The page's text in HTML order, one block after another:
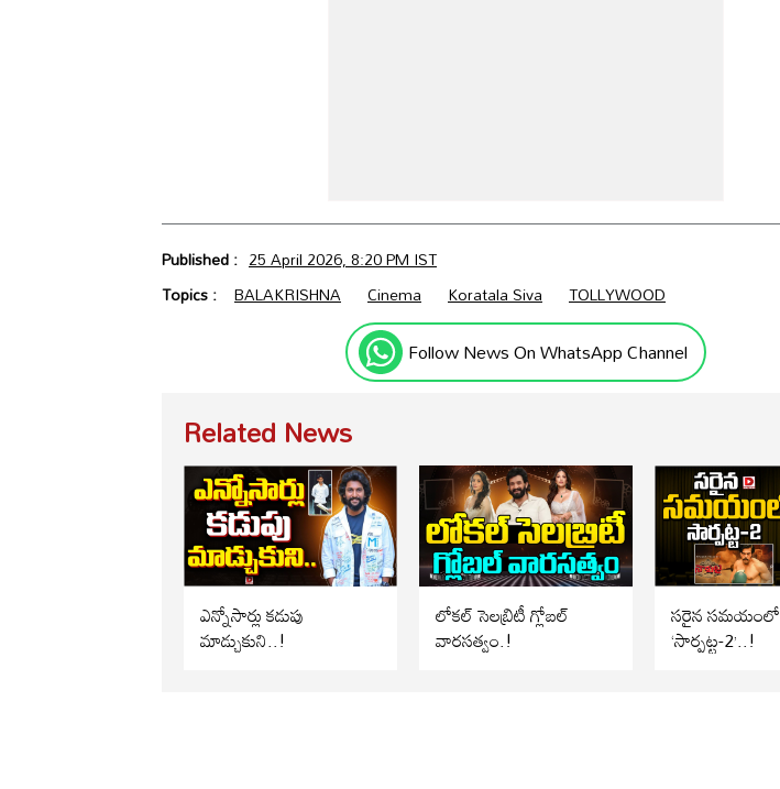
Published : 25 April 2026, 8:20 PM IST
Topics : BALAKRISHNA Cinema Koratala Siva TOLLYWOOD
Follow News On WhatsApp Channel
Related News
ఎన్నోసార్లు కడుపు
మాడ్చుకుని..!
లోకల్ సెలబ్రిటీ గ్లోబల్
వారసత్వం.!
సరైన సమయంలో
‘సార్పట్ట-2’..!